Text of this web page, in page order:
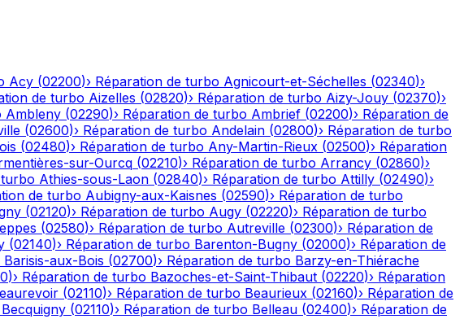
Acy (02200)› Réparation de turbo Agnicourt-et-Séchelles (02340)›
de turbo Aizelles (02820)› Réparation de turbo Aizy-Jouy (02370)›
Ambleny (02290)› Réparation de turbo Ambrief (02200)› Réparation de
(02600)› Réparation de turbo Andelain (02800)› Réparation de turbo
(02480)› Réparation de turbo Any-Martin-Rieux (02500)› Réparation
sur-Ourcq (02210)› Réparation de turbo Arrancy (02860)›
Athies-sous-Laon (02840)› Réparation de turbo Attilly (02490)›
de turbo Aubigny-aux-Kaisnes (02590)› Réparation de turbo
(02120)› Réparation de turbo Augy (02220)› Réparation de turbo
(02580)› Réparation de turbo Autreville (02300)› Réparation de
(02140)› Réparation de turbo Barenton-Bugny (02000)› Réparation de
Barisis-aux-Bois (02700)› Réparation de turbo Barzy-en-Thiérache
)› Réparation de turbo Bazoches-et-Saint-Thibaut (02220)› Réparation
(02110)› Réparation de turbo Beaurieux (02160)› Réparation de
Becquigny (02110)› Réparation de turbo Belleau (02400)› Réparation de